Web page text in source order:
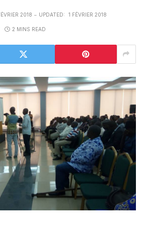
2018 UPDATED: 1 FÉVRIER 2018
2 MINS READ